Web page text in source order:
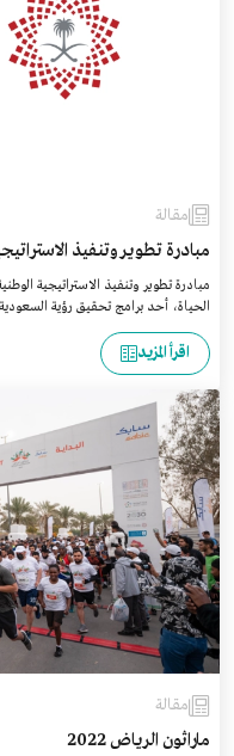
مقالة
مبادرة تطوير وتنفيذ
مبادرة تطوير وتنفيذ الاستراتيجية
الحياة، أحد برامج تحقيق رؤية السعودية 2030،
اقرأ المزيد
مقالة
ماراثون الرياض 2022